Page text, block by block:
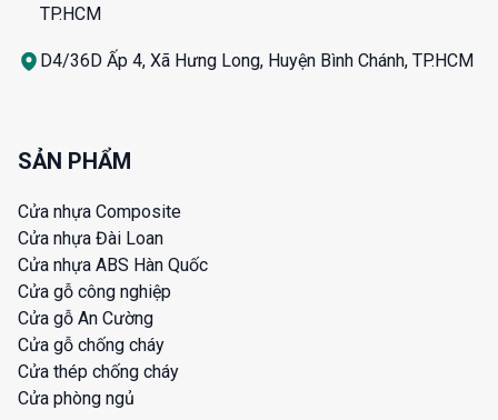
TP.HCM
D4/36D Ấp 4, Xã Hưng Long, Huyện Bình Chánh, TP.HCM
SẢN PHẨM
Cửa nhựa Composite
Cửa nhựa Đài Loan
Cửa nhựa ABS Hàn Quốc
Cửa gỗ công nghiệp
Cửa gỗ An Cường
Cửa gỗ chống cháy
Cửa thép chống cháy
Cửa phòng ngủ